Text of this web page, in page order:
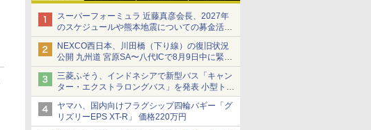
スーパーフォーミュラ 近藤真彦会長、2027年
のスケジュールや熊本地震についての募金活動
を紹介
NEXCO西日本、川田橋（下り線）の復旧状況
公開 九州道 宮原SA〜八代ICで8月9日中に緊急
車両を通行可能に
三菱ふそう、インドネシアで新型バス「キャン
ター・エクストラロングバス」を発表 小型トラ
ックベースの観光・旅客輸送向けバス
ヤマハ、国内向けフラグシップ四輪バギー「グ
リズリーEPS XT-R」 価格220万円